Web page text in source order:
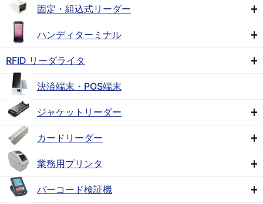
固定・組込式リーダー
ハンディターミナル
RFID リーダライタ
決済端末・POS端末
ジャケットリーダー
カードリーダー
業務用プリンタ
バーコード検証機